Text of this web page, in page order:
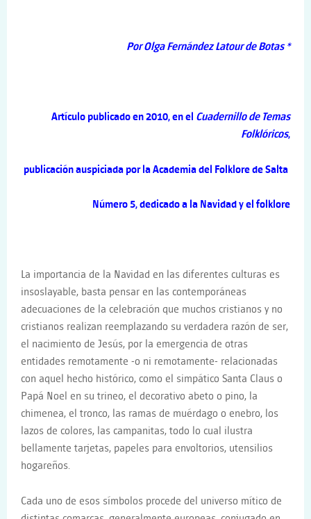
Por Olga Fernández Latour de Botas *
Artículo publicado en 2010, en el Cuadernillo de Temas
Folklóricos,
publicación auspiciada por la Academia del Folklore de Salta
Número 5, dedicado a la Navidad y el folklore
La importancia de la Navidad en las diferentes culturas es
insoslayable, basta pensar en las contemporáneas
adecuaciones de la celebración que muchos cristianos y no
cristianos realizan reemplazando su verdadera razón de ser,
el nacimiento de Jesús, por la emergencia de otras
entidades remotamente -o ni remotamente- relacionadas
con aquel hecho histórico, como el simpático Santa Claus o
Papá Noel en su trineo, el decorativo abeto o pino, la
chimenea, el tronco, las ramas de muérdago o enebro, los
lazos de colores, las campanitas, todo lo cual ilustra
bellamente tarjetas, papeles para envoltorios, utensilios
hogareños.
Cada uno de esos símbolos procede del universo mítico de